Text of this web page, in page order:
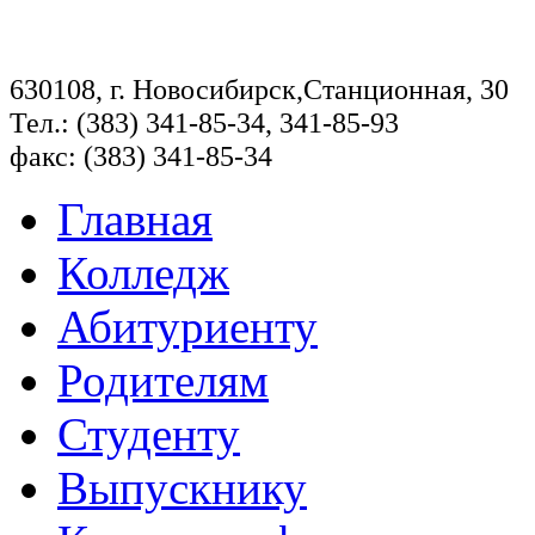
630108, г. Новосибирск,Станционная, 30
Тел.: (383) 341-85-34, 341-85-93
факс: (383) 341-85-34
Главная
Колледж
Абитуриенту
Родителям
Студенту
Выпускнику